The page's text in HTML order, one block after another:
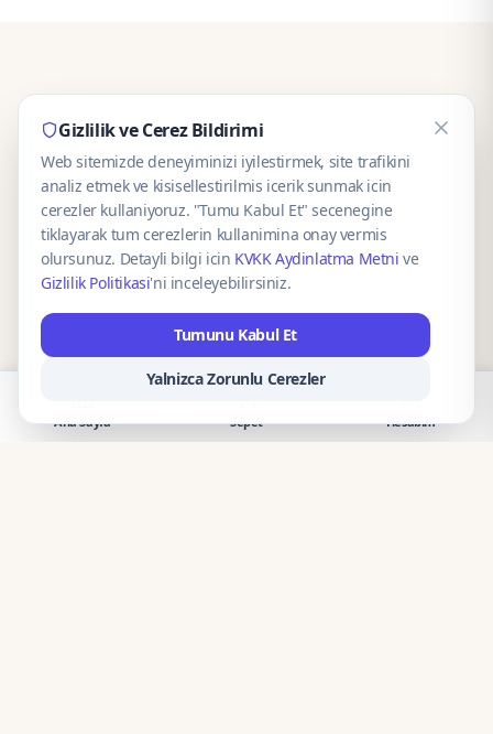
Gizlilik ve Cerez Bildirimi
Web sitemizde deneyiminizi iyilestirmek, site trafikini
analiz etmek ve kisisellestirilmis icerik sunmak icin
cerezler kullaniyoruz. "Tumu Kabul Et" secenegine
tiklayarak tum cerezlerin kullanimina onay vermis
olursunuz. Detayli bilgi icin KVKK Aydinlatma Metni ve
Gizlilik Politikasi'ni inceleyebilirsiniz.
Tumunu Kabul Et
Yalnizca Zorunlu Cerezler
Ana Sayfa Sepet Hesabım